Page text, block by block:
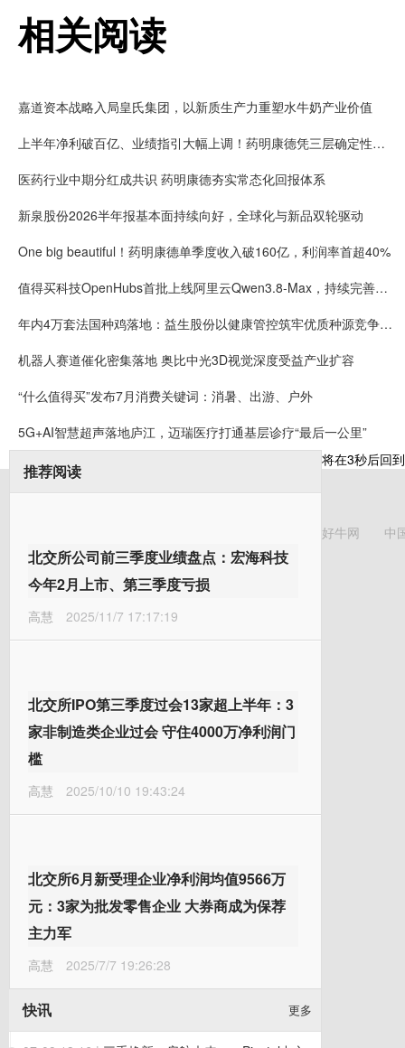
相关阅读
嘉道资本战略入局皇氏集团，以新质生产力重塑水牛奶产业价值
上半年净利破百亿、业绩指引大幅上调！药明康德凭三层确定性接住K型分化红利
医药行业中期分红成共识 药明康德夯实常态化回报体系
新泉股份2026半年报基本面持续向好，全球化与新品双轮驱动
One big beautiful！药明康德单季度收入破160亿，利润率首超40%
值得买科技OpenHubs首批上线阿里云Qwen3.8-Max，持续完善企业多模型服务
年内4万套法国种鸡落地：益生股份以健康管控筑牢优质种源竞争壁垒
机器人赛道催化密集落地 奥比中光3D视觉深度受益产业扩容
“什么值得买”发布7月消费关键词：消暑、出游、户外
5G+AI智慧超声落地庐江，迈瑞医疗打通基层诊疗“最后一公里”
推荐阅读
北交所公司前三季度业绩盘点：宏海科技
今年2月上市、第三季度亏损
高慧 2025/11/7 17:17:19
北交所IPO第三季度过会13家超上半年：3
家非制造类企业过会 守住4000万净利润门
槛
高慧 2025/10/10 19:43:24
北交所6月新受理企业净利润均值9566万
元：3家为批发零售企业 大券商成为保荐
主力军
高慧 2025/7/7 19:26:28
快讯 更多
将在3秒后回
好牛网 中